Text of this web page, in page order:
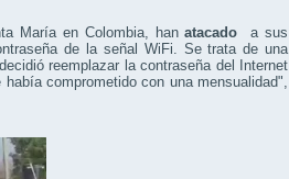
María en Colombia, hanatacado
a sus
de la señal WiFi. Se trata de una
reemplazar la contraseña del Internet
comprometido con una mensualidad",